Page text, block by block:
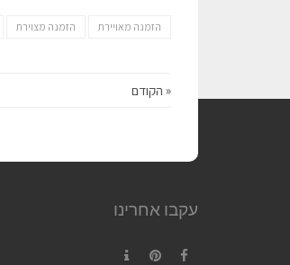
הזמנה מאויירת הזמנה מצוירת
« הקודם
עקבו אחרינו